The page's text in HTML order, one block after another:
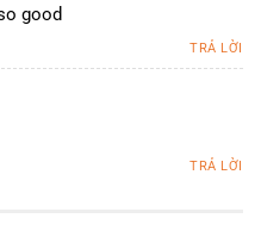
good
TRẢ LỜI
TRẢ LỜI